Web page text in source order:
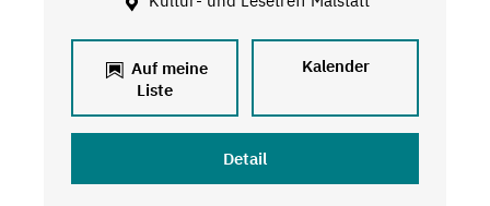
Auf meine
Liste
Kalender
Detail